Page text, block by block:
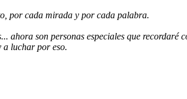
por cada mirada y por cada palabra.
ahora son personas especiales que
a luchar por eso.